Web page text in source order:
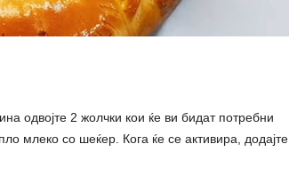
одвојте 2 жолчки кои ќе ви бидат потребни
млеко со шеќер. Кога ќе се активира, додајте